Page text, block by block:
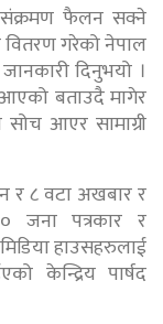
संक्रमण फैलन सक्ने
वितरण गरेको नेपाल
दिनुभयो ।
बताउदै मागेर
सोच आएर सामाग्री
र ८ वटा अखबार र
जना पत्रकार र
हाउसहरुलाई
केन्द्रिय पार्षद